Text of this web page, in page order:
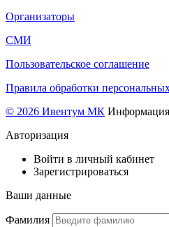
Организаторы
СМИ
Пользовательское соглашение
Правила обработки
© 2026 Ивентум МК Информация
Авторизация
Войти в личный кабинет
Зарегистрироваться
Ваши данные
Фамилия